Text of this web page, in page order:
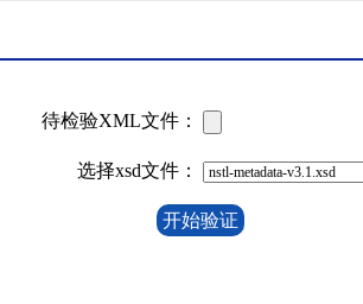
待检验XML文件：
选择xsd文件：
开始验证